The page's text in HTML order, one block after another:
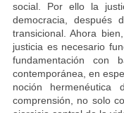
social. Por ello la
democracia,
transicional. Ahora
justicia es necesario
fundamentación con
contemporánea, en
noción
comprensión, no solo